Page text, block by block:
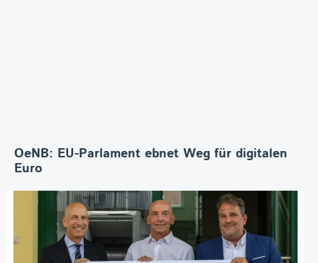
OeNB: EU-Parlament ebnet Weg für digitalen
Euro